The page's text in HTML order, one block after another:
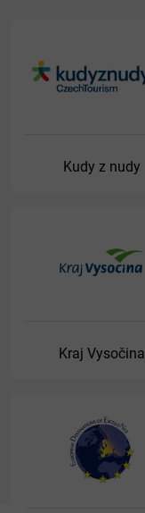
Kudy z nudy
Kraj Vysočina